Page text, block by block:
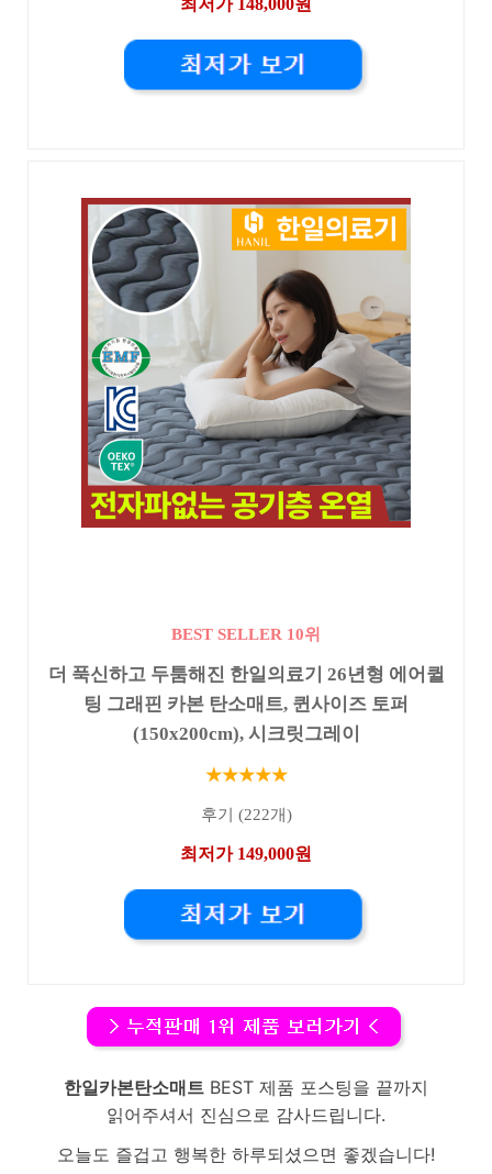
BEST SELLER 10위
더 푹신하고 두툼해진 한일의료기 26년형 에어퀼
팅 그래핀 카본 탄소매트, 퀸사이즈 토퍼
(150x200cm), 시크릿그레이
★★★★★
후기 (222개)
최저가 149,000원
한일카본탄소매트 BEST 제품 포스팅을 끝까지
읽어주셔서 진심으로 감사드립니다.
오늘도 즐겁고 행복한 하루되셨으면 좋겠습니다!